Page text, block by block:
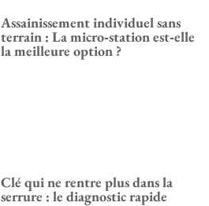
Assainissement individuel sans
terrain : La micro‑station est‑elle
la meilleure option ?
Clé qui ne rentre plus dans la
serrure : le diagnostic rapide